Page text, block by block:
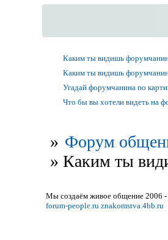
Каким ты видишь
Каким ты видишь
Угадай форумчанина по
Что бы вы хотели видеть на
» Форум
» Каким ты
Мы создаём живое общение 2006 -
forum-people.ru znakomstva.4bb.ru